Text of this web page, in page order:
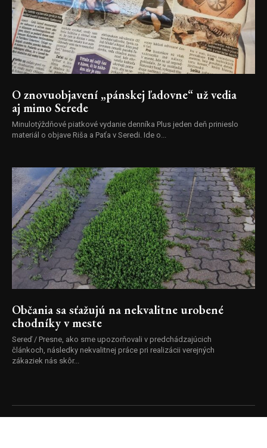
O znovuobjavení „pánskej ľadovne“ už vedia
aj mimo Serede
Minulotýždňové piatkové vydanie denníka Plus jeden deň prinieslo
materiál o objave Riša a Paťa v Seredi. Ide o...
Občania sa sťažujú na nekvalitne urobené
chodníky v meste
Sereď / Presne, ako sme upozorňovali v predchádzajúcich
článkoch, následky nekvalitnej práce pri realizácii verejných
zákaziek nás skôr...